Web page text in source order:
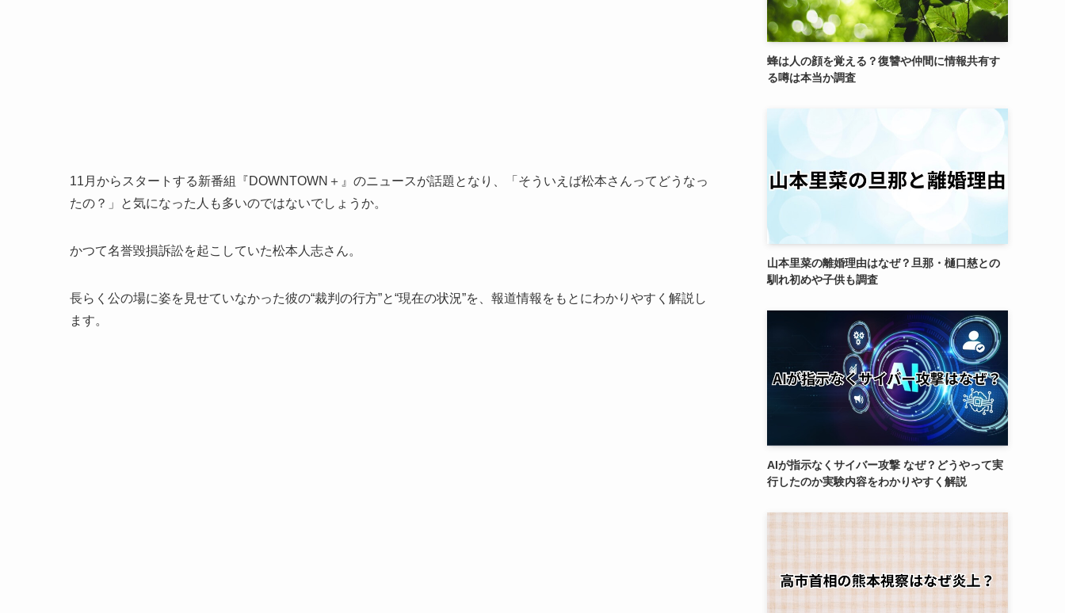
11月からスタートする新番組『DOWNTOWN＋』のニュースが話題となり、「そういえば松本さんってどうなっ
たの？」と気になった人も多いのではないでしょうか。
かつて名誉毀損訴訟を起こしていた松本人志さん。
長らく公の場に姿を見せていなかった彼の“裁判の行方”と“現在の状況”を、報道情報をもとにわかりやすく解説し
ます。
蜂は人の顔を覚える？復讐や仲間に情報共有す
る噂は本当か調査
山本里菜の離婚理由はなぜ？旦那・樋口慈との
馴れ初めや子供も調査
AIが指示なくサイバー攻撃 なぜ？どうやって実
行したのか実験内容をわかりやすく解説